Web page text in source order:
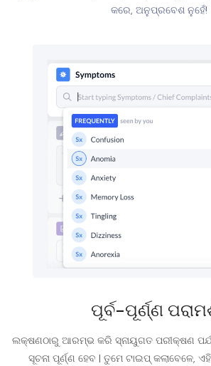
କରେ, ଅନୁପ୍ରବେଶ ନୁହେଁ!
ପୂର୍ବ-ପୂର୍ଣ୍ଣ
ଲକ୍ଷଣଠାରୁ ଆରମ୍ଭ କରି ସ୍ନାୟୁଗତ ପରୀକ୍ଷଣ
ସୂଚନା ପୂର୍ଣ୍ଣ ହେବ | ତୁମେ ଟାଇପ୍ କଲାବେଳେ,